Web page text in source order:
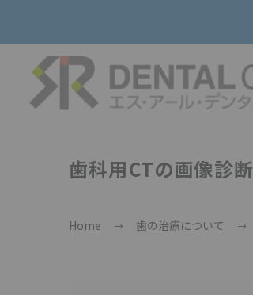
歯科用CTの画像診断
Home 歯の治療について